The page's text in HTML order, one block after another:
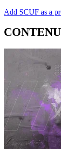
Add SCUF as a